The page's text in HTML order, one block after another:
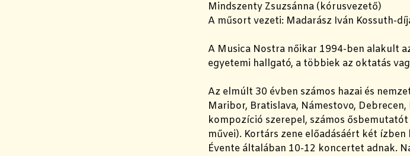
Mindszenty Zsuzsánna (kórusvezető)
A műsort vezeti: Madarász Iván Kossuth-
A Musica Nostra nőikar 1994-ben alakult
egyetemi hallgató, a többiek az oktatás
Az elmúlt 30 évben számos hazai és
Maribor, Bratislava, Námestovo,
kompozíció szerepel, számos
művei). Kortárs zene előadásáért két
Évente általában 10-12 koncertet adnak.